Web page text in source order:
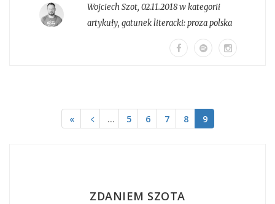
Wojciech Szot, 02.11.2018 w kategorii
artykuły, gatunek literacki:proza polska
« ﹤ … 5 6 7 8 9
ZDANIEM SZOTA